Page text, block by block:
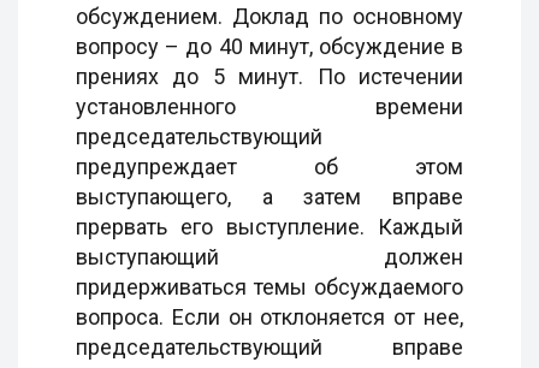
обсуждением. Доклад по основному
вопросу – до 40 минут, обсуждение в
прениях до 5 минут. По истечении
установленного времени
председательствующий
предупреждает об этом
выступающего, а затем вправе
прервать его выступление. Каждый
выступающий должен
придерживаться темы обсуждаемого
вопроса. Если он отклоняется от нее,
председательствующий вправе